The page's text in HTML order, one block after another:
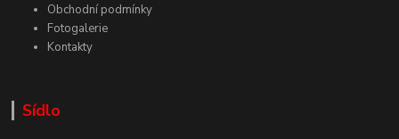
Obchodní podmínky
Fotogalerie
Kontakty
Sídlo